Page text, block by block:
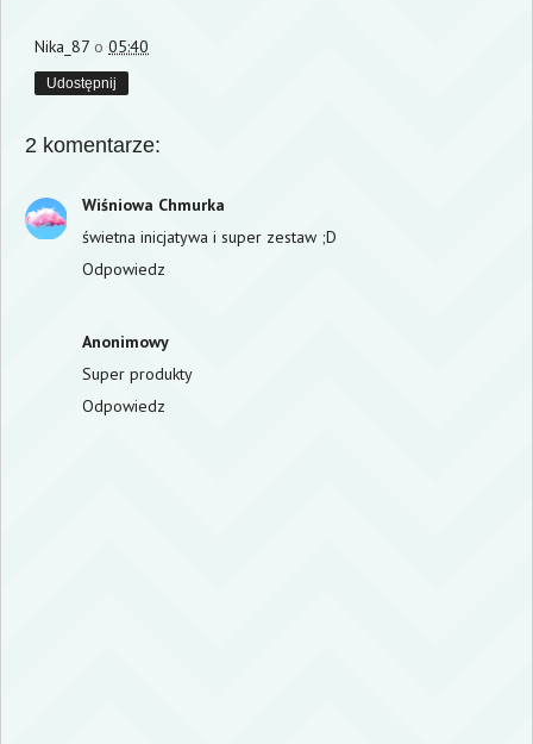
Nika_87 o 05:40
Udostępnij
2 komentarze:
Wiśniowa Chmurka
świetna inicjatywa i super zestaw ;D
Odpowiedz
Anonimowy
Super produkty
Odpowiedz